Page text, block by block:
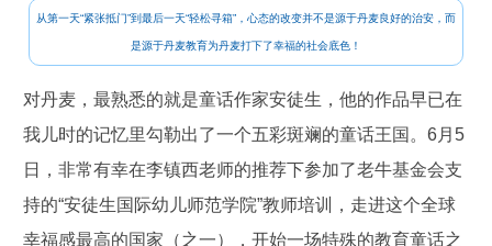
从第一天“紧张抵门”到最后一天“轻松寻箱”，心态的改变并不是源于丹麦良好的治安，而
是源于丹麦教育为丹麦打下了幸福的社会底色！
对丹麦，最熟悉的就是童话作家安徒生，他的作品早已在
我儿时的记忆里勾勒出了一个五彩斑斓的童话王国。6月5
日，非常有幸在李镇西老师的推荐下参加了老牛基金会支
持的“安徒生国际幼儿师范学院”教师培训，走进这个全球
幸福感最高的国家（之一），开始一场特殊的教育童话之